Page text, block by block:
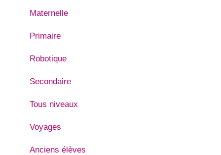
Maternelle
Primaire
Robotique
Secondaire
Tous niveaux
Voyages
Anciens élèves